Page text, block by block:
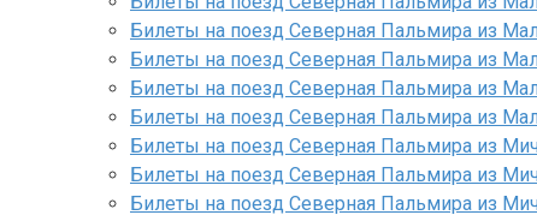
Билеты на поезд Северная Пальмира из
Билеты на поезд Северная Пальмира из
Билеты на поезд Северная Пальмира из
Билеты на поезд Северная Пальмира из
Билеты на поезд Северная Пальмира из
Билеты на поезд Северная Пальмира из
Билеты на поезд Северная Пальмира из